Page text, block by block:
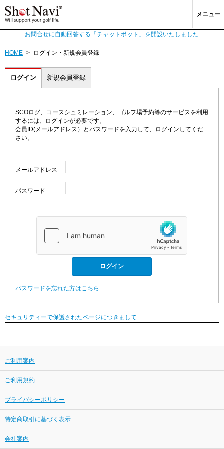
メニュー
お問合せに自動回答する「チャットボット」を開設いたしました
HOME > ログイン・新規会員登録
ログイン 新規会員登録
SCOログ、コースシュミレーション、ゴルフ場予約等のサービスを利用
するには、ログインが必要です。
会員ID(メールアドレス）とパスワードを入力して、ログインしてくだ
さい。
メールアドレス
パスワード
パスワードを忘れた方はこちら
セキュリティーで保護されたページにつきまして
ご利用案内
ご利用規約
プライバシーポリシー
特定商取引に基づく表示
会社案内